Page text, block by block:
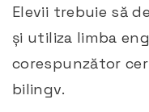
Elevii trebuie să
și utiliza limba
corespunzător
bilingv.​